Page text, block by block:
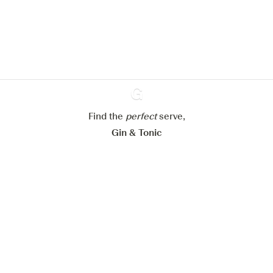
Ginventory
Find the perfectserve,
Gin & Tonic
Paramétrer mes cookies
Refuser tout Accepter tout